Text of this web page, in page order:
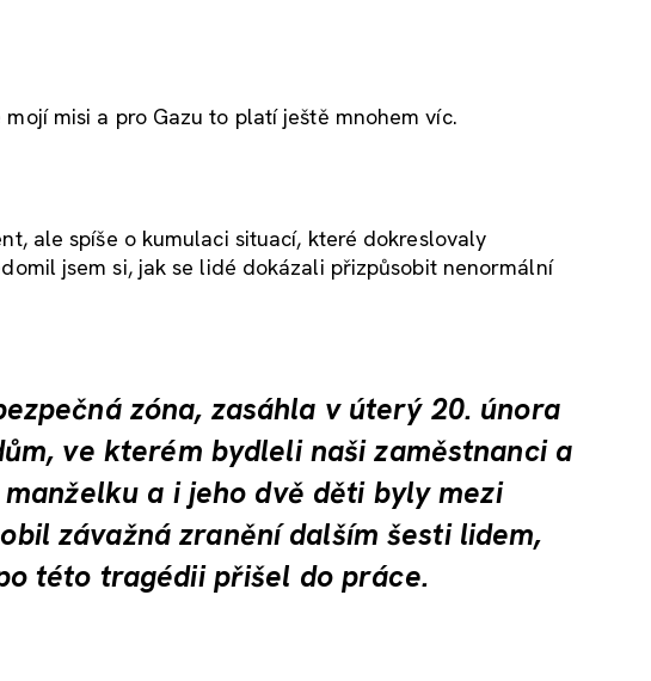
misi a pro Gazu to platí ještě mnohem víc.
ale spíše o kumulaci situací, které dokreslovaly
jsem si, jak se lidé dokázali přizpůsobit nenormální
zóna, zasáhla v úterý 20. února
ve kterém bydleli naši zaměstnanci a
a i jeho dvě děti byly mezi
závažná zranění dalším šesti lidem,
této tragédii přišel do práce.